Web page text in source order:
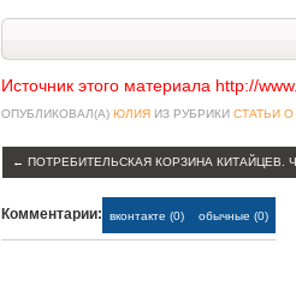
Источник этого материала http://
ОПУБЛИКОВАЛ(А) ЮЛИЯ ИЗ РУБРИКИ СТАТЬИ О
← ПОТРЕБИТЕЛЬСКАЯ КОРЗИНА КИТАЙЦЕВ.
Комментарии: вконтакте (0) обычные (0)